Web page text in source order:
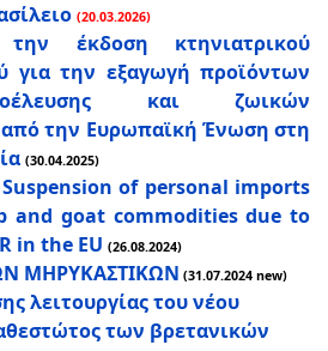
(20.03.2026)
έκδοση κτηνιατρικού
για την εξαγωγή προϊόντων
και ζωικών
την Ευρωπαϊκή Ένωση στη
(30.04.2025)
Suspension of personal imports
and goat commodities due to
in the EU (26.08.2024)
ΜΗΡΥΚΑΣΤΙΚΩΝ (31.07.2024 new)
λειτουργίας του νέου
των βρετανικών